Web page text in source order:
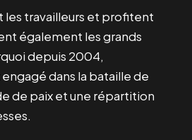
les travailleurs et profitent
également les grands
depuis 2004,
dans la bataille de
de paix et une répartition